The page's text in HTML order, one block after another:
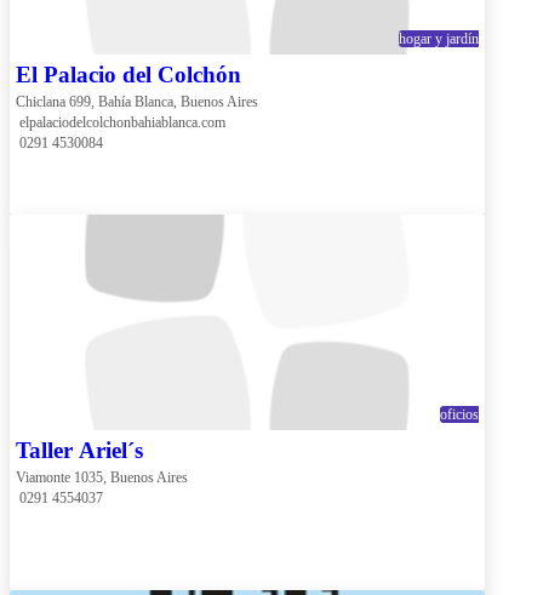
hogar y jardín
El Palacio del Colchón
Chiclana 699, Bahía Blanca, Buenos Aires
elpalaciodelcolchonbahiablanca.com
0291 4530084
oficios
Taller Ariel´s
Viamonte 1035, Buenos Aires
0291 4554037